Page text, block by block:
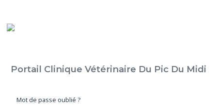
Portail Clinique Vétérinaire Du Pic Du Midi
Mot de passe oublié ?